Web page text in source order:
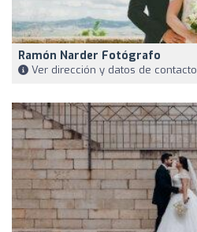
Ramón Narder Fotógrafo
Ver dirección y datos de contacto